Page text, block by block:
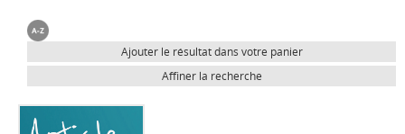
Ajouter le résultat dans votre panier
Affiner la recherche